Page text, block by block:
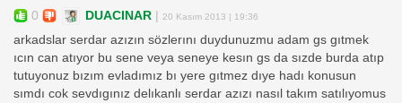
0 DUACINAR | 20 Kasım 2013 | 19:36
arkadslar serdar azızın sözlerını duydunuzmu adam gs gıtmek
ıcın can atıyor bu sene veya seneye kesın gs da sızde burda atıp
tutuyonuz bızım evladımız bı yere gıtmez dıye hadı konusun
sımdı cok sevdıgınız delıkanlı serdar azızı nasıl takım satılıyomus